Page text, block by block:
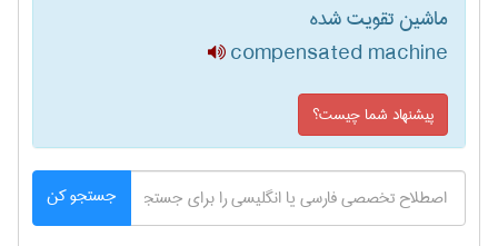
ماشین تقویت شده
compensated machine
پیشنهاد شما چیست؟
جستجو کن